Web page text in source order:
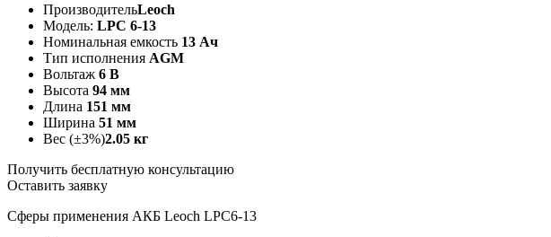
ПроизводительLeoch
Модель: LPC 6-13
Номинальная емкость 13 Ач
Тип исполнения AGM
Вольтаж 6 В
Высота 94 мм
Длина 151 мм
Ширина 51 мм
Вес (±3%)2.05 кг
Получить бесплатную консультацию
Оставить заявку
Сферы применения АКБ Leoch LPC6-13